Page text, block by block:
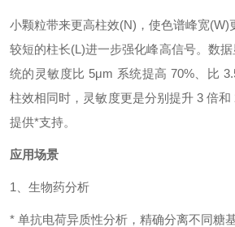
小颗粒带来更高柱效(N)，使色谱峰宽(W)
较短的柱长(L)进一步强化峰高信号。数
统的灵敏度比 5μm 系统提高 70%、比
柱效相同时，灵敏度更是分别提升 3 倍和
提供*支持。
应用场景
1、生物药分析
* 单抗电荷异质性分析，精确分离不同糖